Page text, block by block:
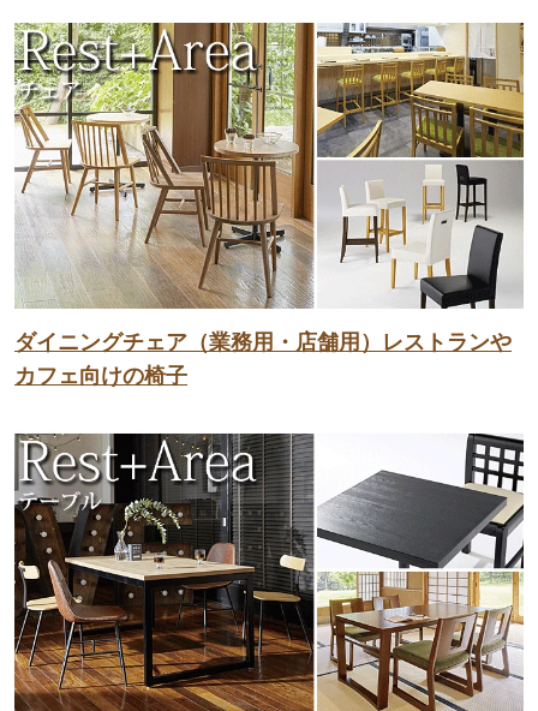
ダイニングチェア（業務用・店舗用）レストランや
カフェ向けの椅子